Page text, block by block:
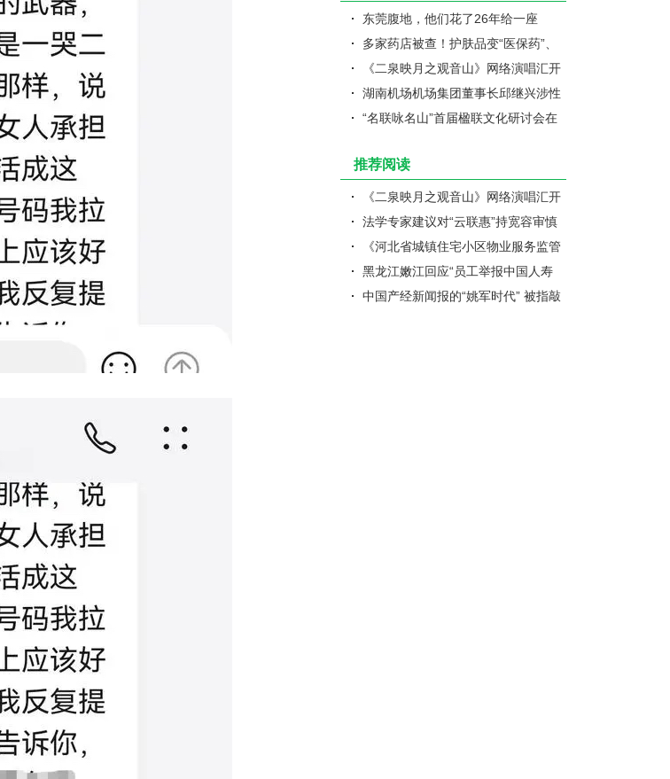
东莞腹地，他们花了26年给一座
山“摸家底”
多家药店被查！护肤品变“医保药”、
医保购药转手卖
《二泉映月之观音山》网络演唱汇开
幕啦
湖南机场机场集团董事长邱继兴涉性
侵女子被刑拘，职务信息被撤
“名联咏名山”首届楹联文化研讨会在
推荐阅读
《二泉映月之观音山》网络演唱汇开
幕啦
法学专家建议对“云联惠”持宽容审慎
态度
《河北省城镇住宅小区物业服务监管
办法》5月1日起施行
黑龙江嫩江回应“员工举报中国人寿
支公司造假”：相关部门进驻调..
中国产经新闻报的“姚军时代” 被指敲